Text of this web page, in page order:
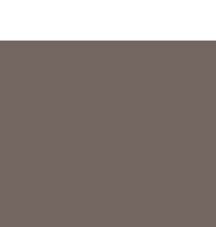
Living: Holz als Herzstück